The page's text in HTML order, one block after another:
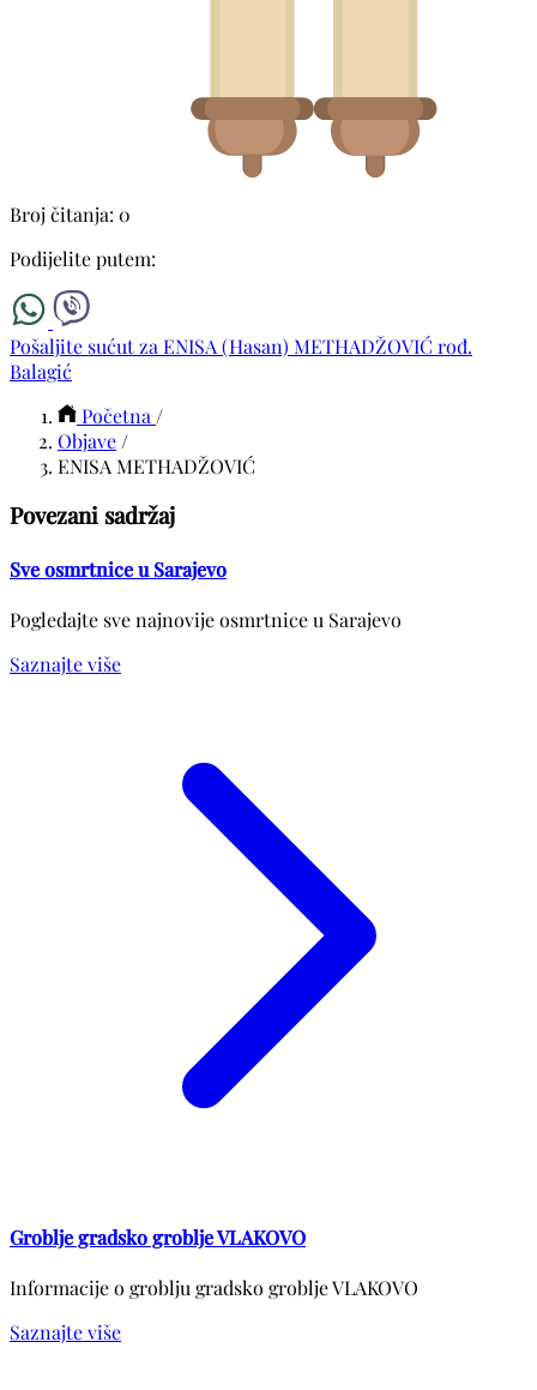
Broj čitanja: 0
Podijelite putem:
Pošaljite sućut za ENISA (Hasan) METHADŽOVIĆ rođ.
Balagić
Početna /
Objave /
ENISA METHADŽOVIĆ
Povezani sadržaj
Sve osmrtnice u Sarajevo
Pogledajte sve najnovije osmrtnice u Sarajevo
Saznajte više
Groblje gradsko groblje VLAKOVO
Informacije o groblju gradsko groblje VLAKOVO
Saznajte više